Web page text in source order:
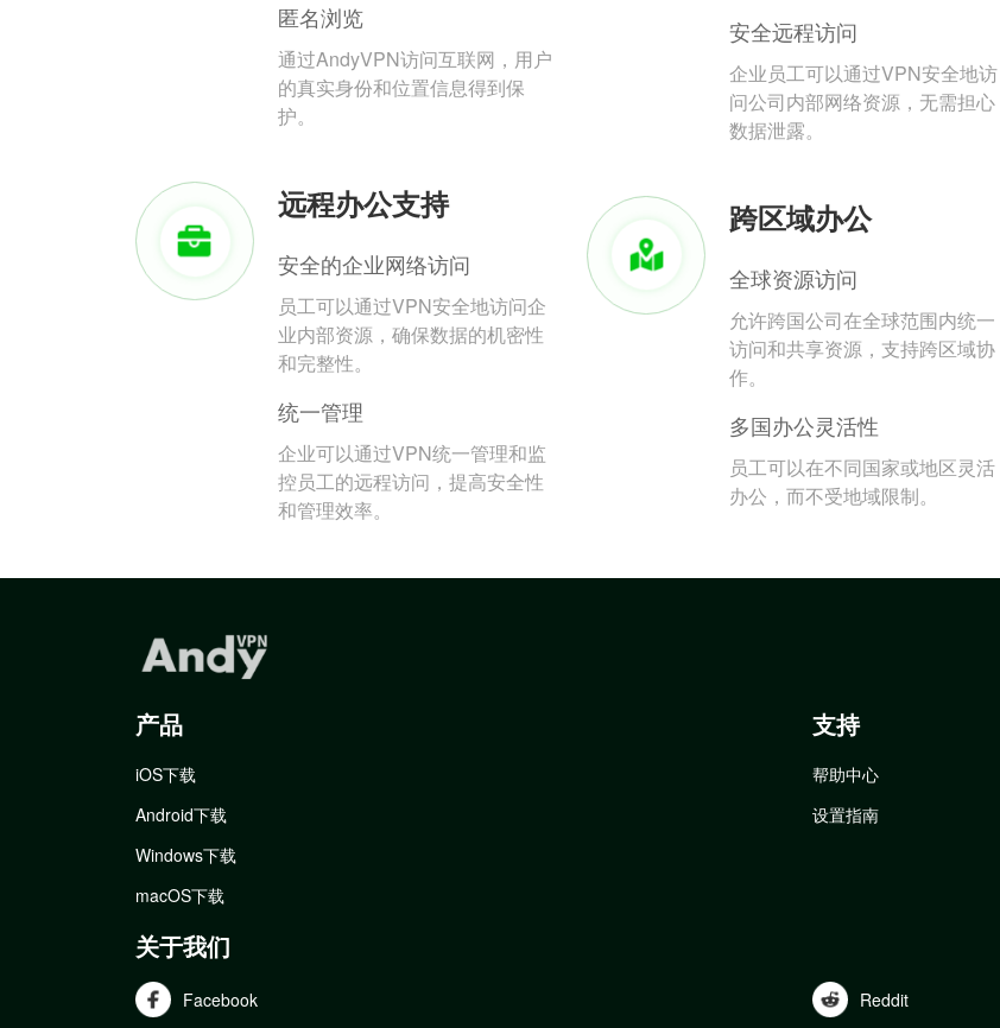
匿名浏览
通过AndyVPN访问互联网，用户
的真实身份和位置信息得到保
护。
安全远程访问
企业员工可以通过VPN安全地访
问公司内部网络资源，无需担心
数据泄露。
远程办公支持
安全的企业网络访问
员工可以通过VPN安全地访问企
业内部资源，确保数据的机密性
和完整性。
统一管理
企业可以通过VPN统一管理和监
控员工的远程访问，提高安全性
和管理效率。
跨区域办公
全球资源访问
允许跨国公司在全球范围内统一
访问和共享资源，支持跨区域协
作。
多国办公灵活性
员工可以在不同国家或地区灵活
办公，而不受地域限制。
产品
iOS下载
Android下载
Windows下载
macOS下载
支持
帮助中心
设置指南
关于我们
Facebook Reddit